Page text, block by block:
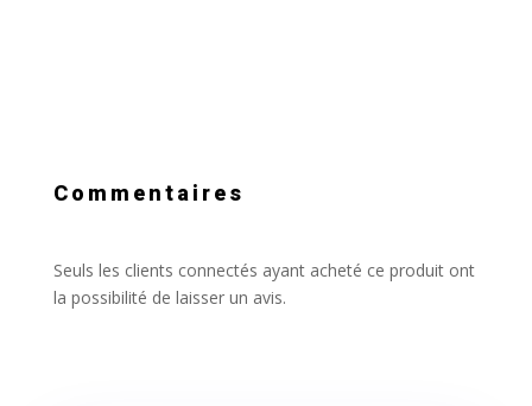
Commentaires
Seuls les clients connectés ayant acheté ce produit ont
la possibilité de laisser un avis.